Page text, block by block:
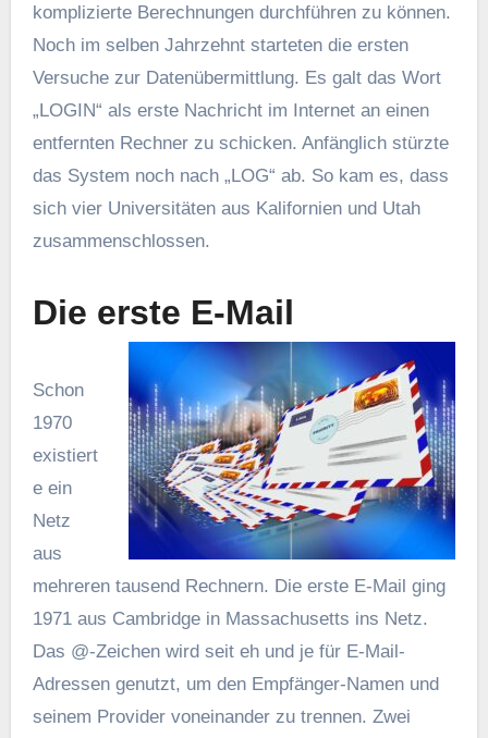
komplizierte Berechnungen durchführen zu können.
Noch im selben Jahrzehnt starteten die ersten
Versuche zur Datenübermittlung. Es galt das Wort
„LOGIN“ als erste Nachricht im Internet an einen
entfernten Rechner zu schicken. Anfänglich stürzte
das System noch nach „LOG“ ab. So kam es, dass
sich vier Universitäten aus Kalifornien und Utah
zusammenschlossen.
Die erste E-Mail
Schon
1970
existiert
e ein
Netz
aus
mehreren tausend Rechnern. Die erste E-Mail ging
1971 aus Cambridge in Massachusetts ins Netz.
Das @-Zeichen wird seit eh und je für E-Mail-
Adressen genutzt, um den Empfänger-Namen und
seinem Provider voneinander zu trennen. Zwei